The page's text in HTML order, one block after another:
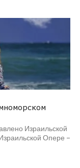
Израильской
Опере –